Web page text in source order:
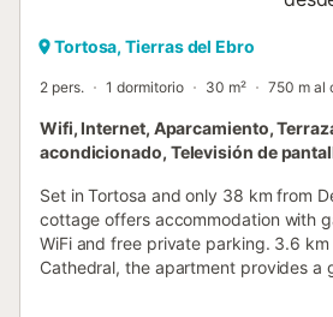
Tortosa, Tierras del Ebro
2 pers. 1 dormitorio 30 m² 750 m al
Wifi, Internet, Aparcamiento,
acondicionado, Televisión de
Set in Tortosa and only 38 km from
cottage offers accommodation with
WiFi and free private parking. 3.6 km
Cathedral, the apartment provides a